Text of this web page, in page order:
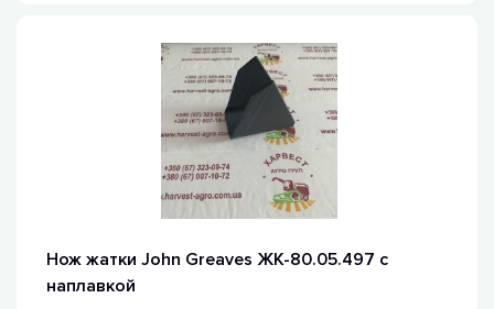
Нож жатки John Greaves ЖК-80.05.497 с
наплавкой